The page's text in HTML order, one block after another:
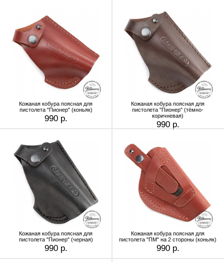
Кожаная кобура поясная для
пистолета "Пионер" (коньяк)
990 р.
Кожаная кобура поясная для
пистолета "Пионер" (тёмно-
коричневая)
990 р.
Кожаная кобура поясная для
пистолета "Пионер" (черная)
990 р.
Кожаная кобура поясная для
пистолета "ПМ" на 2 стороны (коньяк)
990 р.